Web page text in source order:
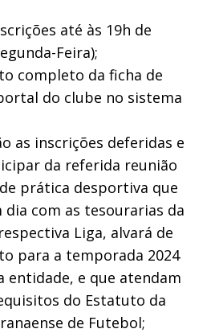
até às 19h de
Feira);
completo da ficha de
do clube no sistema
as inscrições deferidas e
da referida reunião
prática desportiva que
dia com as tesourarias da
Liga, alvará de
para a temporada 2024
entidade, e que atendam
do Estatuto da
de Futebol;